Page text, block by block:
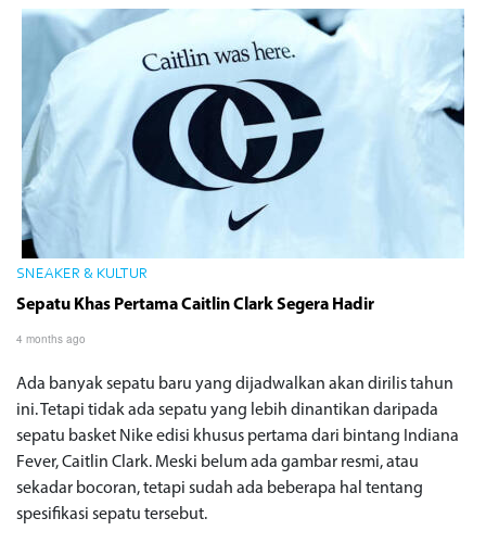
SNEAKER & KULTUR
Sepatu Khas Pertama Caitlin Clark Segera Hadir
4 months ago
Ada banyak sepatu baru yang dijadwalkan akan dirilis tahun
ini. Tetapi tidak ada sepatu yang lebih dinantikan daripada
sepatu basket Nike edisi khusus pertama dari bintang Indiana
Fever, Caitlin Clark. Meski belum ada gambar resmi, atau
sekadar bocoran, tetapi sudah ada beberapa hal tentang
spesifikasi sepatu tersebut.